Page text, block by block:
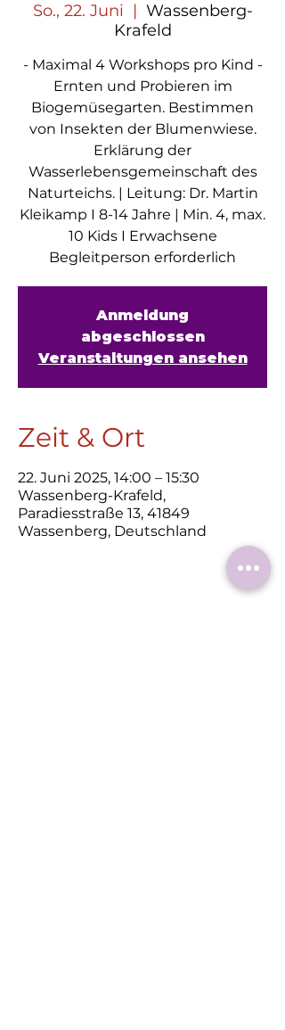
So., 22. Juni
  |
Wassenberg-
Krafeld
- Maximal 4 Workshops pro Kind -
Ernten und Probieren im
Biogemüsegarten. Bestimmen
von Insekten der Blumenwiese.
Erklärung der
Wasserlebensgemeinschaft des
Naturteichs. | Leitung: Dr. Martin
Kleikamp I 8-14 Jahre | Min. 4, max.
10 Kids I Erwachsene
Begleitperson erforderlich
Anmeldung
abgeschlossen
Veranstaltungen ansehen
Zeit & Ort
22. Juni 2025, 14:00 – 15:30
Wassenberg-Krafeld,
Paradiesstraße 13, 41849
Wassenberg, Deutschland